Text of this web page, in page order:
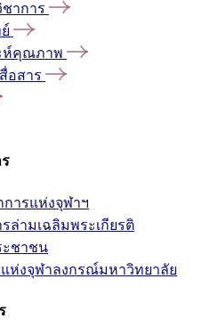
าการ
ห์คุณภาพ
อสาร
ารแห่งจุฬาฯ
ล่ามเฉลิมพระเกียรติ
ะชาชน
ห่งจุฬาลงกรณ์มหาวิทยาลัย